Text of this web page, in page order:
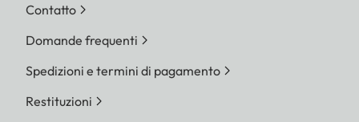
Contatto
Domande frequenti
Spedizioni e termini di pagamento
Restituzioni